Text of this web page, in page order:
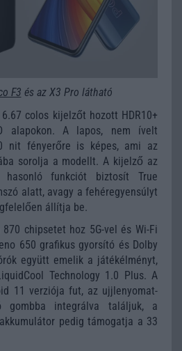
F3 és az X3 Pro látható
colos kijelzőt hozott HDR10+
alapokon. A lapos, nem ívelt
nit fényerőre is képes, ami az
sorolja a modellt. A kijelző az
hasonló funkciót biztosít True
alatt, avagy a fehéregyensúlyt
állítja be.
870 chipsetet hoz 5G-vel és Wi-Fi
650 grafikus gyorsító és Dolby
együtt emelik a játékélményt,
Technology 1.0 Plus. A
11 verziója fut, az ujjlenyomat-
gombba integrálva találjuk, a
pedig támogatja a 33